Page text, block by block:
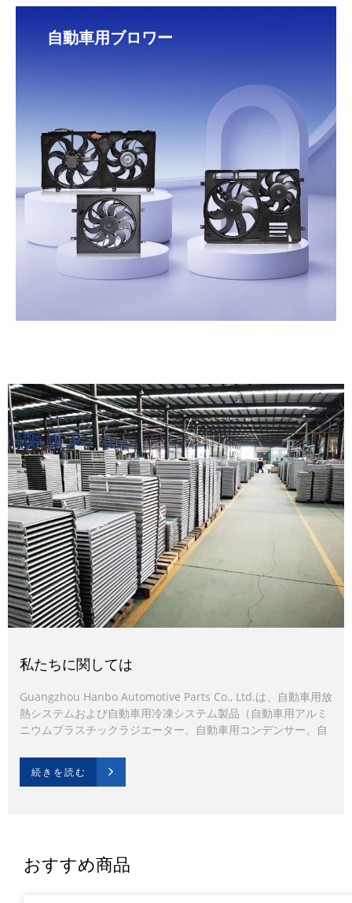
自動車用ブロワー
私たちに関しては
Guangzhou Hanbo Automotive Parts Co., Ltd.は、自動車用放
熱システムおよび自動車用冷凍システム製品（自動車用アルミ
ニウムプラスチックラジエーター、自動車用コンデンサー、自
続きを読む
おすすめ商品